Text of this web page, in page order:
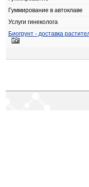
Гуммирование в автоклаве
Услуги гинеколога
Биогрунт - доставка